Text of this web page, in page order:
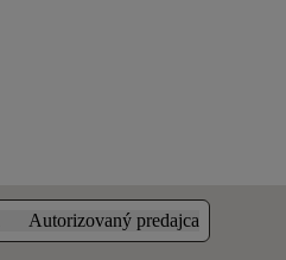
Autorizovaný predajca